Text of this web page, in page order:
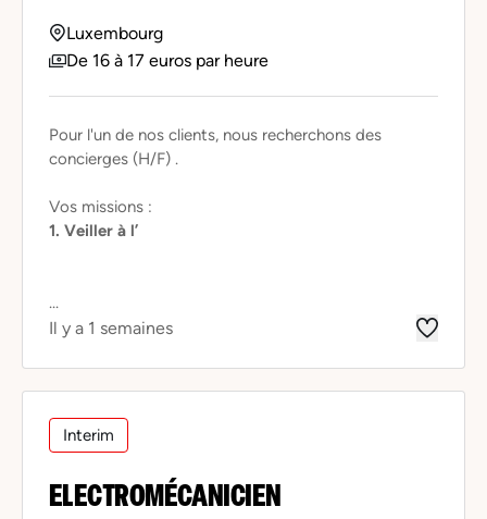
Luxembourg
De 16 à 17 euros par heure
Pour l'un de nos clients, nous recherchons des
concierges (H/F) .
Vos missions :
1. Veiller à l’
...
Il y a 1 semaines
Interim
ELECTROMÉCANICIEN